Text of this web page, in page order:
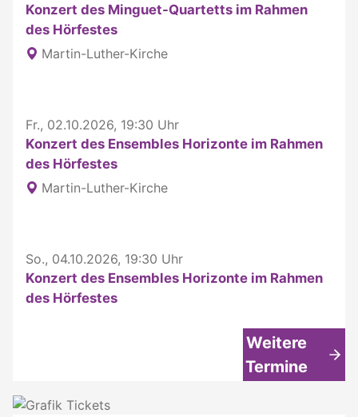
Konzert des Minguet-Quartetts im Rahmen
des Hörfestes
Martin-Luther-Kirche
Fr., 02.10.2026, 19:30 Uhr
Konzert des Ensembles Horizonte im Rahmen
des Hörfestes
Martin-Luther-Kirche
So., 04.10.2026, 19:30 Uhr
Konzert des Ensembles Horizonte im Rahmen
des Hörfestes
Weitere
Termine